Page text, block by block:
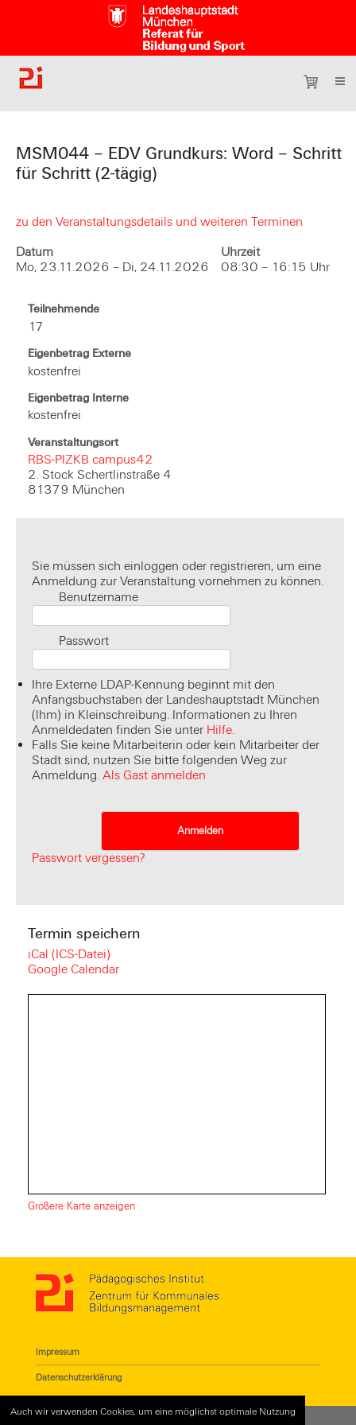
Auch wir verwenden Cookies, um eine möglichst optimale Nutzung
MSM044 – EDV Grundkurs: Word – Schritt
für Schritt (2-tägig)
zu den Veranstaltungsdetails und weiteren Terminen
Datum
Uhrzeit
Mo, 23.11.2026 – Di, 24.11.2026
08:30 – 16:15 Uhr
Teilnehmende
17
Eigenbetrag Externe
kostenfrei
Eigenbetrag Interne
kostenfrei
Veranstaltungsort
RBS-PIZKB campus42
2. Stock Schertlinstraße 4
81379 München
Sie müssen sich einloggen oder registrieren, um eine
Anmeldung zur Veranstaltung vornehmen zu können.
Benutzername
Passwort
Ihre Externe LDAP-Kennung beginnt mit den
Anfangsbuchstaben der Landeshauptstadt München
(lhm) in Kleinschreibung. Informationen zu Ihren
Anmeldedaten finden Sie unter Hilfe.
Falls Sie keine Mitarbeiterin oder kein Mitarbeiter der
Stadt sind, nutzen Sie bitte folgenden Weg zur
Anmeldung. Als Gast anmelden
Passwort vergessen?
Termin speichern
iCal (ICS-Datei)
Google Calendar
Größere Karte anzeigen
Impressum
Datenschutzerklärung